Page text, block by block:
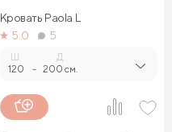
Кровать Paola L
5.0
5
Ш.
120 -
Д.
200 см.